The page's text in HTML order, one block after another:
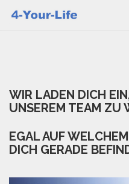
WIR LADEN DICH
UNSEREM TEAM ZU
EGAL AUF
DICH GERADE